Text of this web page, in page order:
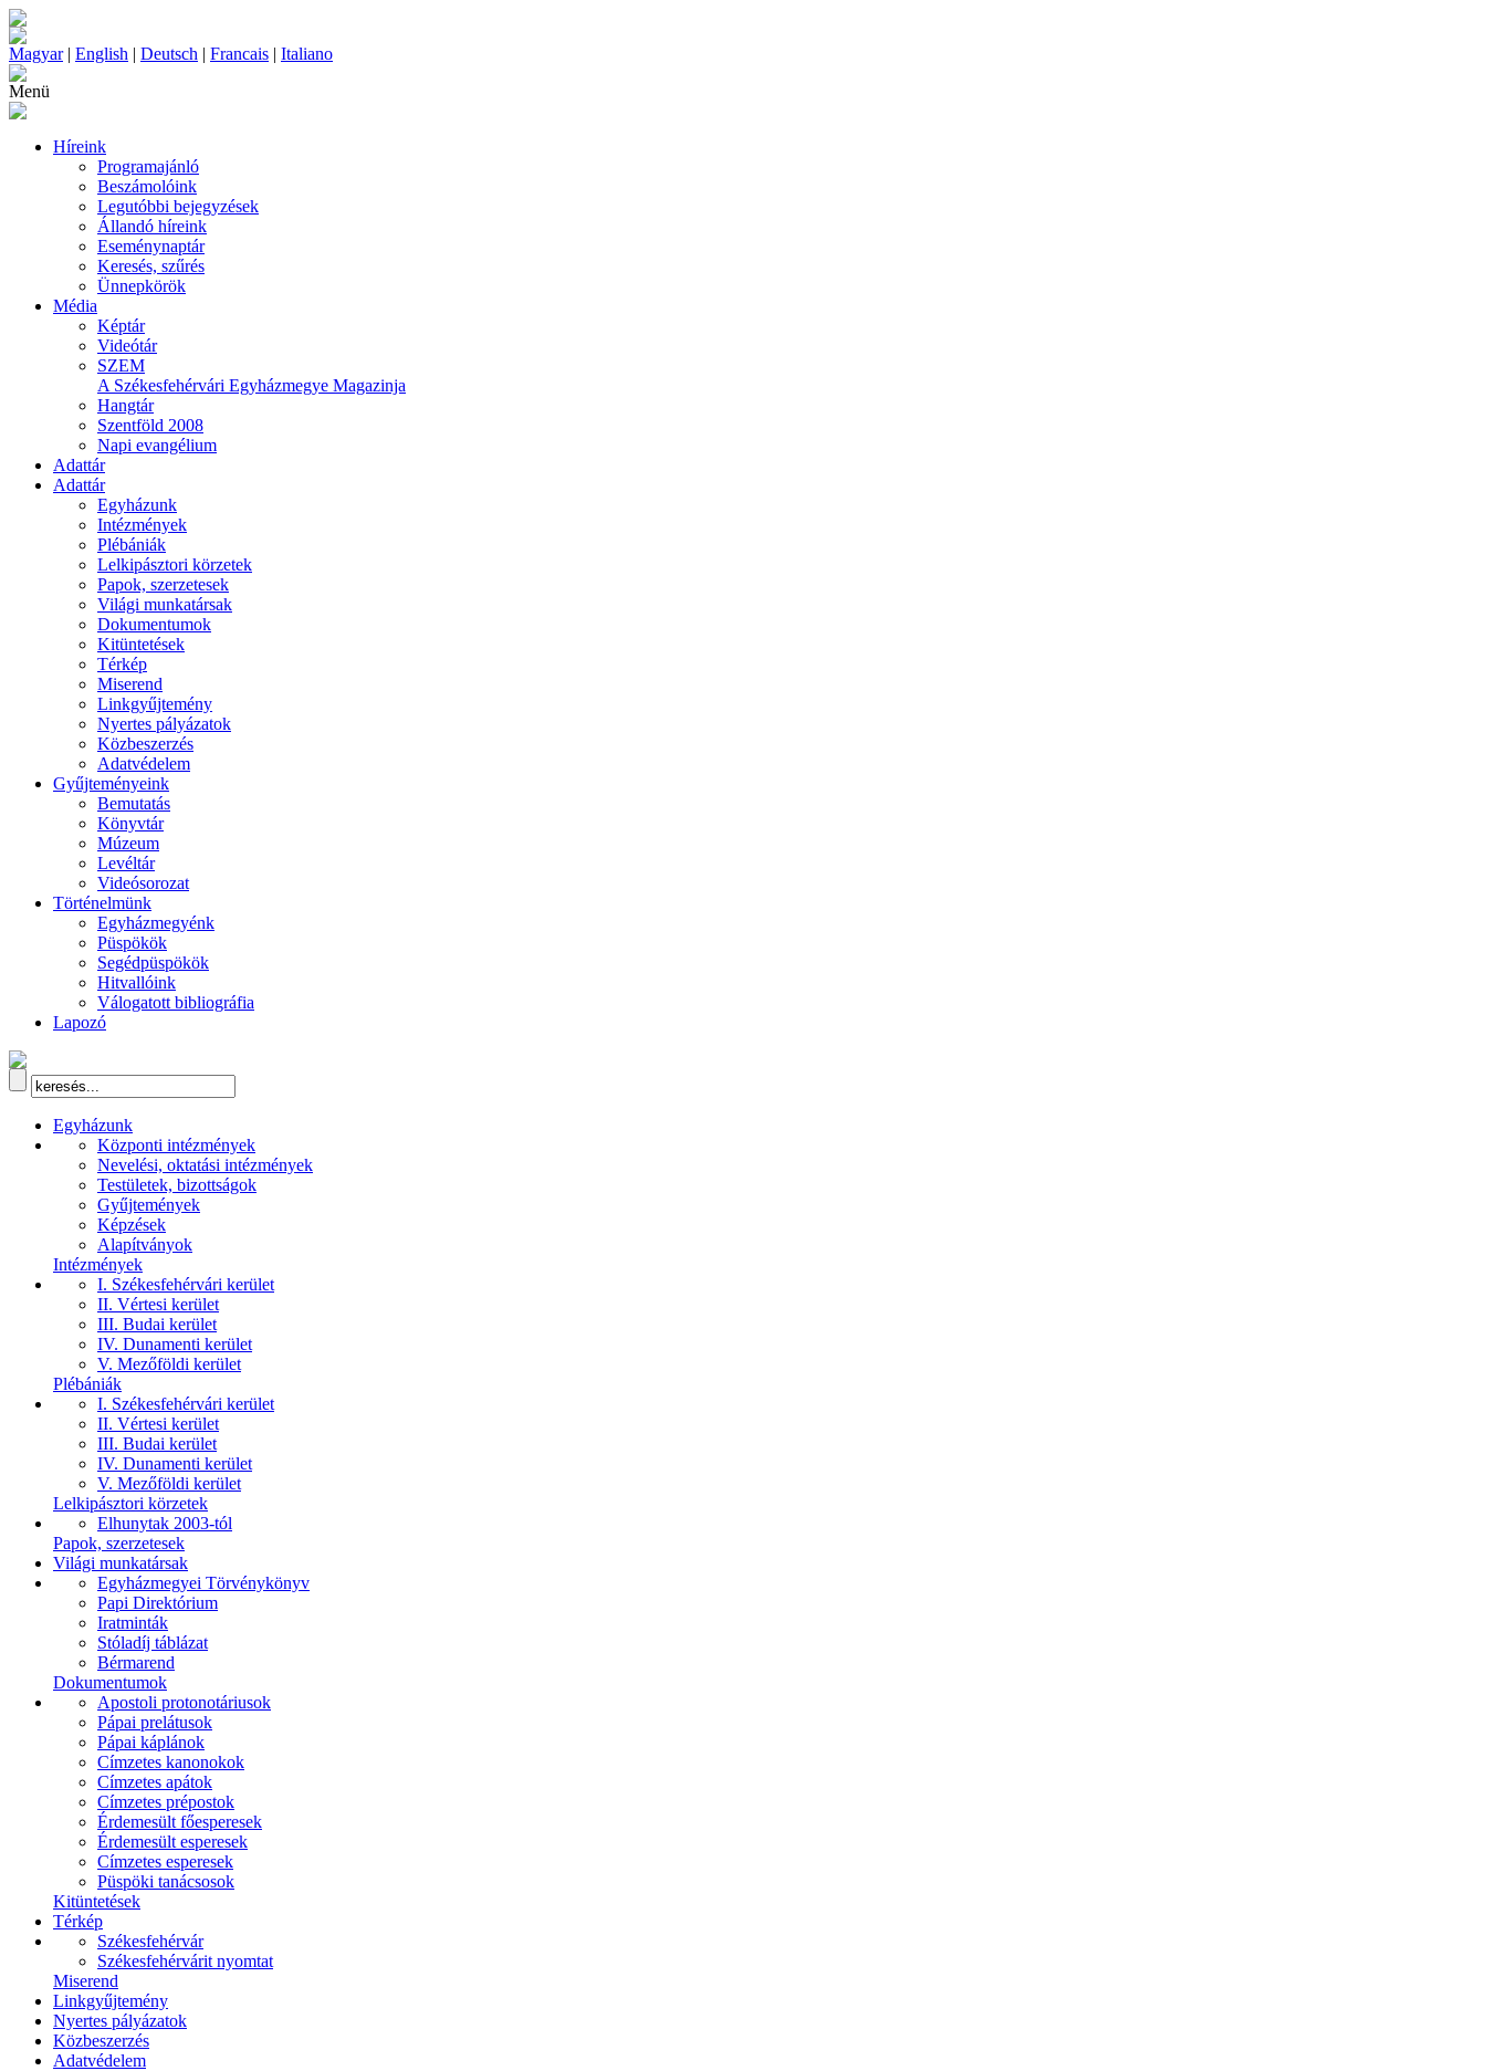
Magyar| English | Deutsch | Francais | Italiano
Menü
Híreink
Programajánló
Beszámolóink
Legutóbbi bejegyzések
Állandó híreink
Eseménynaptár
Keresés, szűrés
Ünnepkörök
Média
Képtár
Videótár
SZEM
A Székesfehérvári Egyházmegye Magazinja
Hangtár
Szentföld 2008
Napi evangélium
Adattár
Adattár
Egyházunk
Intézmények
Plébániák
Lelkipásztori körzetek
Papok, szerzetesek
Világi munkatársak
Dokumentumok
Kitüntetések
Térkép
Miserend
Linkgyűjtemény
Nyertes pályázatok
Közbeszerzés
Adatvédelem
Gyűjteményeink
Bemutatás
Könyvtár
Múzeum
Levéltár
Videósorozat
Történelmünk
Egyházmegyénk
Püspökök
Segédpüspökök
Hitvallóink
Válogatott bibliográfia
Lapozó
Egyházunk
Központi intézmények
Nevelési, oktatási intézmények
Testületek, bizottságok
Gyűjtemények
Képzések
Alapítványok
Intézmények
I. Székesfehérvári kerület
II. Vértesi kerület
III. Budai kerület
IV. Dunamenti kerület
V. Mezőföldi kerület
Plébániák
I. Székesfehérvári kerület
II. Vértesi kerület
III. Budai kerület
IV. Dunamenti kerület
V. Mezőföldi kerület
Lelkipásztori körzetek
Elhunytak 2003-tól
Papok, szerzetesek
Világi munkatársak
Egyházmegyei Törvénykönyv
Papi Direktórium
Iratminták
Stóladíj táblázat
Bérmarend
Dokumentumok
Apostoli protonotáriusok
Pápai prelátusok
Pápai káplánok
Címzetes kanonokok
Címzetes apátok
Címzetes prépostok
Érdemesült főesperesek
Érdemesült esperesek
Címzetes esperesek
Püspöki tanácsosok
Kitüntetések
Térkép
Székesfehérvár
Székesfehérvárit nyomtat
Miserend
Linkgyűjtemény
Nyertes pályázatok
Közbeszerzés
Adatvédelem